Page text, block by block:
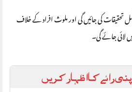
تحقیقات کی جائیں گی اور ملوث افراد کے خلاف
لائی جائے گی۔
رائے کا اظہار کریں